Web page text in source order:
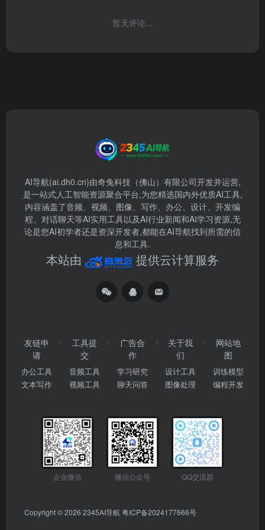
暂无评论...
AI导航(ai.dh0.cn)由奇兔科技（佛山）有限公司开发并运营,
是一站式人工智能资源聚合平台,为您精选国内外优质AI工具,
内容涵盖了音频、视频、图像、写作、办公、设计、开发编
程、对话聊天等AI实用工具以及AI行业新闻和AI学习资源,无
论是您AI初学者还是资深开发者,都能在AI导航找到所需的信
息和工具.
本站由 提供云计算服务
友链申
请
办公工具
文本写作
工具提
交
音频工具
视频工具
广告合
作
学习研究
聊天问答
关于我
们
设计工具
图像处理
网站地
图
训练模型
编程开发
企业微信 微信公众号 QQ交流群
Copyright © 2026 2345AI导航 粤ICP备2024177666号